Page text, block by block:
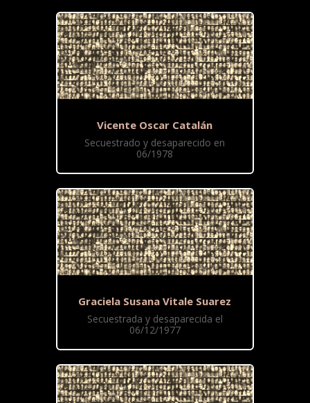
Vicente Oscar Catalán
Secuestrado y desaparecido en
06/1978
Graciela Susana Vitale Suarez
Secuestrada y desaparecida el
06/12/1977